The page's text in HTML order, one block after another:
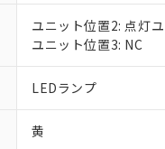
ユニット位置2: 点灯
ユニット位置3: NC
LEDランプ
黄
ご利用条件
対応済み：EU
対応予定：EU
対応予定なし：
非該当品：ライセ
仕入先様の事情に
※1 中国